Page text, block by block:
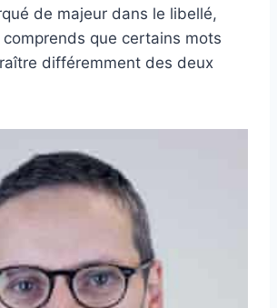
de majeur dans le libellé,
que certains mots
différemment des deux